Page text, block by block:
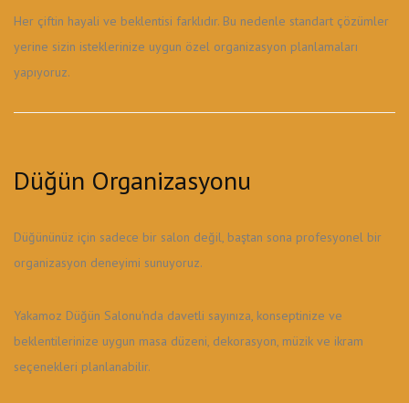
Her çiftin hayali ve beklentisi farklıdır. Bu nedenle standart çözümler
yerine sizin isteklerinize uygun özel organizasyon planlamaları
yapıyoruz.
Düğün Organizasyonu
Düğününüz için sadece bir salon değil, baştan sona profesyonel bir
organizasyon deneyimi sunuyoruz.
Yakamoz Düğün Salonu'nda davetli sayınıza, konseptinize ve
beklentilerinize uygun masa düzeni, dekorasyon, müzik ve ikram
seçenekleri planlanabilir.